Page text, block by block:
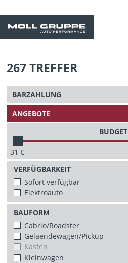
267TREFFER
BUDGET
31 €
VERFÜGBARKEIT
Sofort verfügbar
Elektroauto
BAUFORM
Cabrio/Roadster
Gelaendewagen/Pickup
Kasten
Kleinwagen